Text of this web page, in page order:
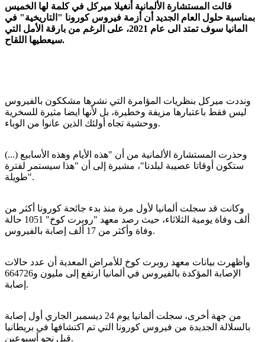
قالت المستشارة الألمانية أنغيلا ميركل في كلمة لها الخميس
بمناسبة حلول العام الجديد أن أزمة فيروس كورونا "التاريخية" في
المانيا سوف تمتد الى عام 2021، على الرغم من بارقة الأمل التي
سيعطيها اللقاح.
ونددت ميركل بنظريات المؤامرة التي نشرها مشككون بالفيروس
ليس فقط باعتبارها مزيفة وخطيرة، بل لأنها ايضا مثيرة للسخرية
ووحشية تجاه أولئك الذين عانوا من الوباء.
وحذرت المستشارة الألمانية من أن "هذه الأيام وهذه الأسابيع (...)
ستكون أوقاتا عصيبة لبلدنا"، مشيرة إلى أن "هذا سيستمر لفترة
طويلة".
وكانت قد سجلت ألمانيا لأول مرة منذ بدء جائحة كورونا أكثر من
ألف وفاة يومية الثلاثاء، حيث رصد معهد "روبرت كوخ" 1051 حالة
وفاة وأكثر من 17 ألف إصابة بالفيروس.
وأظهرت بيانات معهد روبرت كوخ للأمراض المعدية أن عدد حالات
الإصابة المؤكدة بالفيروس في ألمانيا ارتفع إلى مليون و664726
إصابة.
من جهة أخرى، سجلت ألمانيا يوم 24 ديسمبر الجاري أول إصابة
بالسلالة الجديدة من فيروس كورونا التي تم اكتشافها في بريطانيا
قبل نحو أسبوعين.